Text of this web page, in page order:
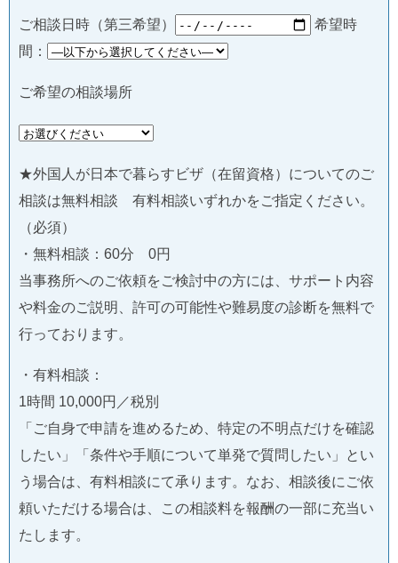
ご相談日時（第三希望）
希望時
間：
ご希望の相談場所
★外国人が日本で暮らすビザ（在留資格）についてのご
相談は無料相談 有料相談いずれかをご指定ください。
（必須）
・無料相談：60分 0円
当事務所へのご依頼をご検討中の方には、サポート内容
や料金のご説明、許可の可能性や難易度の診断を無料で
行っております。
・有料相談：
1時間 10,000円／税別
「ご自身で申請を進めるため、特定の不明点だけを確認
したい」「条件や手順について単発で質問したい」とい
う場合は、有料相談にて承ります。なお、相談後にご依
頼いただける場合は、この相談料を報酬の一部に充当い
たします。